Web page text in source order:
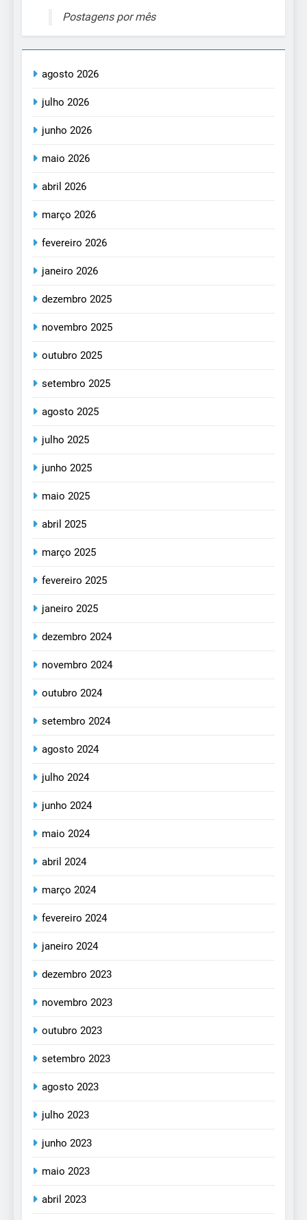
Postagens por mês
agosto 2026
julho 2026
junho 2026
maio 2026
abril 2026
março 2026
fevereiro 2026
janeiro 2026
dezembro 2025
novembro 2025
outubro 2025
setembro 2025
agosto 2025
julho 2025
junho 2025
maio 2025
abril 2025
março 2025
fevereiro 2025
janeiro 2025
dezembro 2024
novembro 2024
outubro 2024
setembro 2024
agosto 2024
julho 2024
junho 2024
maio 2024
abril 2024
março 2024
fevereiro 2024
janeiro 2024
dezembro 2023
novembro 2023
outubro 2023
setembro 2023
agosto 2023
julho 2023
junho 2023
maio 2023
abril 2023